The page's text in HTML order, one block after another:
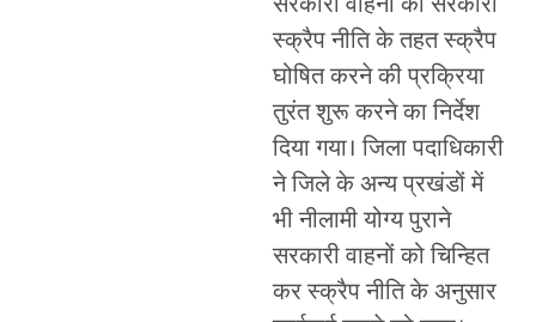
सरकारी वाहनों को सरकारी
स्क्रैप नीति के तहत स्क्रैप
घोषित करने की प्रक्रिया
तुरंत शुरू करने का निर्देश
दिया गया। जिला पदाधिकारी
ने जिले के अन्य प्रखंडों में
भी नीलामी योग्य पुराने
सरकारी वाहनों को चिन्हित
कर स्क्रैप नीति के अनुसार